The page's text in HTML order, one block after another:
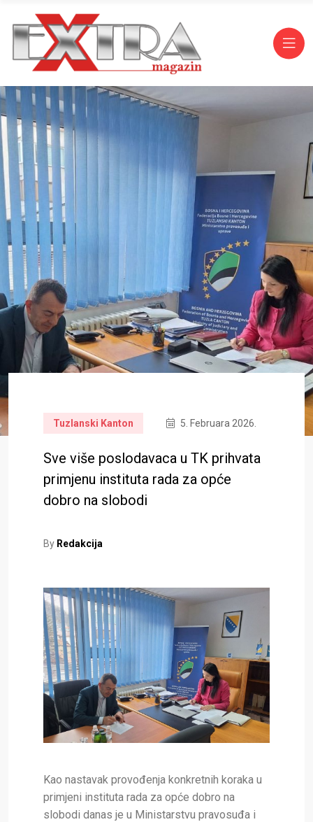
Tuzlanski Kanton 5. Februara 2026.
Sve više poslodavaca u TK prihvata
primjenu instituta rada za opće
dobro na slobodi
By Redakcija
Kao nastavak provođenja konkretnih koraka u
primjeni instituta rada za opće dobro na
slobodi danas je u Ministarstvu pravosuđa i